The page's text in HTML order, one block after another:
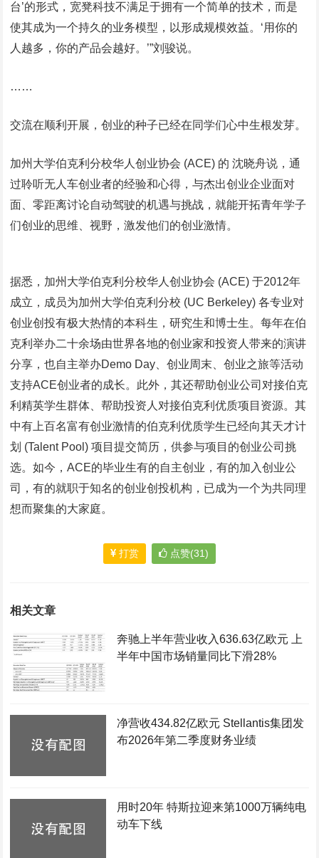
台’的形式，宽凳科技不满足于拥有一个简单的技术，而是
使其成为一个持久的业务模型，以形成规模效益。‘用你的
人越多，你的产品会越好。’”刘骏说。
……
交流在顺利开展，创业的种子已经在同学们心中生根发芽。
加州大学伯克利分校华人创业协会 (ACE) 的 沈晓舟说，通
过聆听无人车创业者的经验和心得，与杰出创业企业面对
面、零距离讨论自动驾驶的机遇与挑战，就能开拓青年学子
们创业的思维、视野，激发他们的创业激情。
据悉，加州大学伯克利分校华人创业协会 (ACE) 于2012年
成立，成员为加州大学伯克利分校 (UC Berkeley) 各专业对
创业创投有极大热情的本科生，研究生和博士生。每年在伯
克利举办二十余场由世界各地的创业家和投资人带来的演讲
分享，也自主举办Demo Day、创业周末、创业之旅等活动
支持ACE创业者的成长。此外，其还帮助创业公司对接伯克
利精英学生群体、帮助投资人对接伯克利优质项目资源。其
中有上百名富有创业激情的伯克利优质学生已经向其天才计
划 (Talent Pool) 项目提交简历，供参与项目的创业公司挑
选。如今，ACE的毕业生有的自主创业，有的加入创业公
司，有的就职于知名的创业创投机构，已成为一个为共同理
想而聚集的大家庭。
打赏 点赞(31)
相关文章
奔驰上半年营业收入636.63亿欧元 上
半年中国市场销量同比下滑28%
净营收434.82亿欧元 Stellantis集团发
布2026年第二季度财务业绩
用时20年 特斯拉迎来第1000万辆纯电
动车下线